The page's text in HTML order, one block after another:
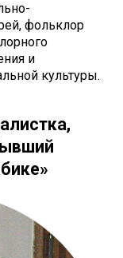
фольклор
и
культуры.